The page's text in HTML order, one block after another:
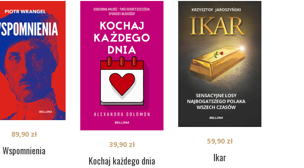
Wspomnienia
89,90 zł
Kochaj każdego dnia
39,90 zł
Ikar
59,90 zł